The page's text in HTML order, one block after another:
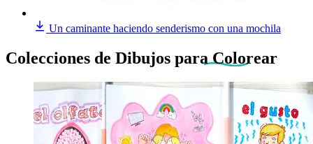
Un caminante haciendo senderismo con una mochila
Colecciones de Dibujos para Colorear